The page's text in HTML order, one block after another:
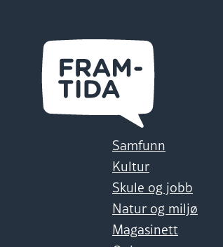
Samfunn
Kultur
Skule og jobb
Natur og miljø
Magasinett